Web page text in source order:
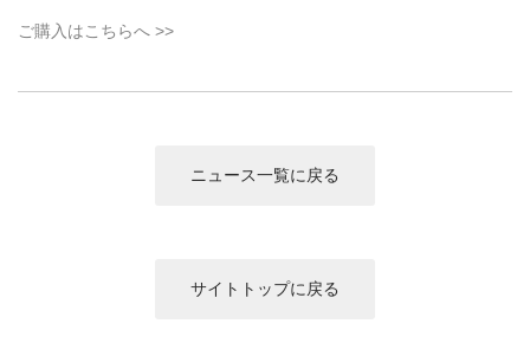
ワンタイムカメラ
ご購入はこちらへ >>
ニュース一覧に戻る
サイトトップに戻る